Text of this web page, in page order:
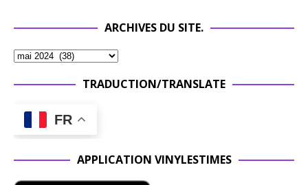
ARCHIVES DU SITE.
TRADUCTION/TRANSLATE
FR
APPLICATION VINYLESTIMES